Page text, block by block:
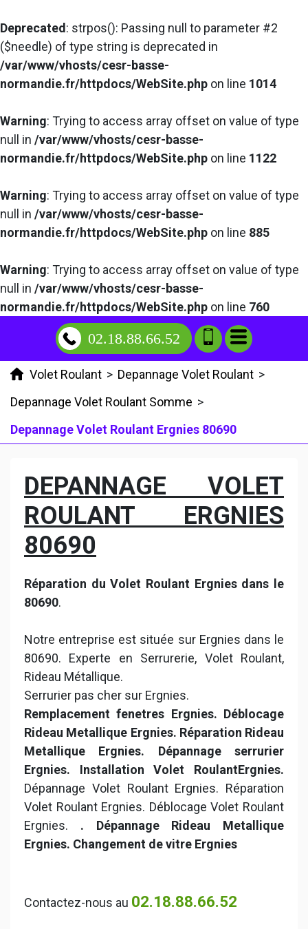
Deprecated : strpos(): Passing null to parameter #2
($needle) of type string is deprecated in
/var/www/vhosts/cesr-basse-
normandie.fr/httpdocs/WebSite.php on line 1014
Warning: Trying to access array offset on value of type
null in /var/www/vhosts/cesr-basse-
normandie.fr/httpdocs/WebSite.php on line 1122
Warning: Trying to access array offset on value of type
null in /var/www/vhosts/cesr-basse-
normandie.fr/httpdocs/WebSite.php on line 885
Warning: Trying to access array offset on value of type
null in /var/www/vhosts/cesr-basse-
normandie.fr/httpdocs/WebSite.php on line 760
02.18.88.66.52
Volet Roulant > Depannage Volet Roulant >
Depannage Volet Roulant Somme >
Depannage Volet Roulant Ergnies 80690
DEPANNAGE VOLET
ROULANT ERGNIES
80690
Réparation du Volet Roulant Ergnies dans le
80690.
Notre entreprise est située sur Ergnies dans le
80690. Experte en Serrurerie, Volet Roulant,
Rideau Métallique.
Serrurier pas cher sur Ergnies.
Remplacement fenetres Ergnies. Déblocage
Rideau Metallique Ergnies. Réparation Rideau
Metallique Ergnies. Dépannage serrurier
Ergnies. Installation Volet RoulantErgnies.
Dépannage Volet Roulant Ergnies. Réparation
Volet Roulant Ergnies. Déblocage Volet Roulant
Ergnies. . Dépannage Rideau Metallique
Ergnies. Changement de vitre Ergnies
Contactez-nous au 02.18.88.66.52